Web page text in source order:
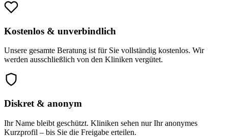
Kostenlos & unverbindlich
Unsere gesamte Beratung ist für Sie vollständig kostenlos. Wir
werden ausschließlich von den Kliniken vergütet.
Diskret & anonym
Ihr Name bleibt geschützt. Kliniken sehen nur Ihr anonymes
Kurzprofil – bis Sie die Freigabe erteilen.